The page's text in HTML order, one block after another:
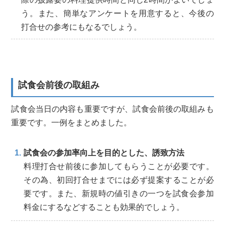
う。また、簡単なアンケートを用意すると、今後の
打合せの参考にもなるでしょう。
試食会前後の取組み
試食会当日の内容も重要ですが、試食会前後の取組みも
重要です。一例をまとめました。
試食会の参加率向上を目的とした、誘致方法
料理打合せ前後に参加してもらうことが必要です。
その為、初回打合せまでには必ず提案することが必
要です。また、新規時の値引きの一つを試食会参加
料金にするなどすることも効果的でしょう。